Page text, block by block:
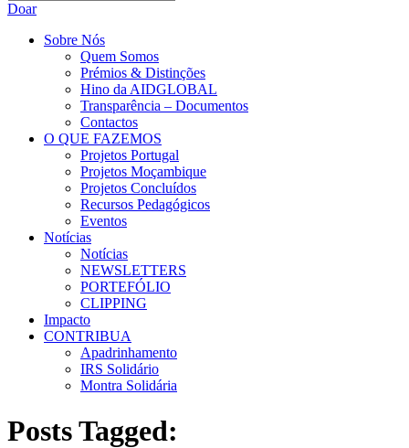
Doar
Sobre Nós
Quem Somos
Prémios & Distinções
Hino da AIDGLOBAL
Transparência – Documentos
Contactos
O QUE FAZEMOS
Projetos Portugal
Projetos Moçambique
Projetos Concluídos
Recursos Pedagógicos
Eventos
Notícias
Notícias
NEWSLETTERS
PORTEFÓLIO
CLIPPING
Impacto
CONTRIBUA
Apadrinhamento
IRS Solidário
Montra Solidária
Posts Tagged: